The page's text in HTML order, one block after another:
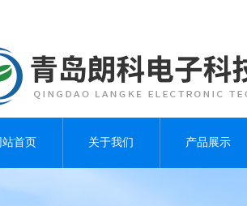
站首页 关于我们 产品展示